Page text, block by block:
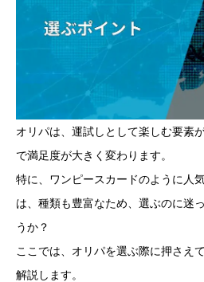
オリパは、運試しとして楽しむ要素
で満足度が大きく変わります。
特に、ワンピースカードのように人
は、種類も豊富なため、選ぶのに迷
うか？
ここでは、オリパを選ぶ際に押さえ
解説します。